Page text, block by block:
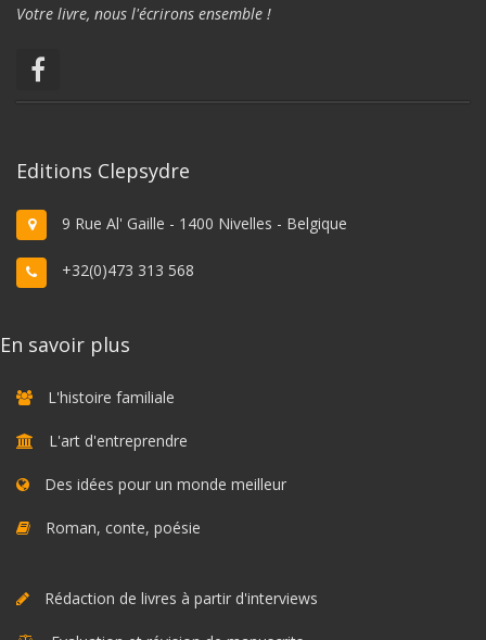
Votre livre, nous l'écrirons ensemble !
Editions Clepsydre
9 Rue Al' Gaille - 1400 Nivelles - Belgique
+32(0)473 313 568
En savoir plus
L'histoire familiale
L'art d'entreprendre
Des idées pour un monde meilleur
Roman, conte, poésie
Rédaction de livres à partir d'interviews